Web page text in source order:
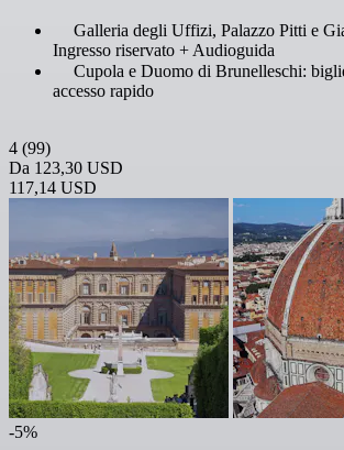
Galleria degli Uffizi, Palazzo Pitti e
Ingresso riservato + Audioguida
Cupola e Duomo di Brunelleschi:
accesso rapido
4 (99)
Da 123,30 USD
117,14 USD
-5%